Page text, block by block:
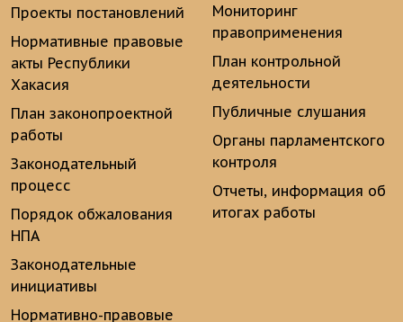
Проекты постановлений
Нормативные правовые
акты Республики
Хакасия
План законопроектной
работы
Законодательный
процесс
Порядок обжалования
НПА
Законодательные
инициативы
Нормативно-правовые
Мониторинг
правоприменения
План контрольной
деятельности
Публичные слушания
Органы парламентского
контроля
Отчеты, информация об
итогах работы